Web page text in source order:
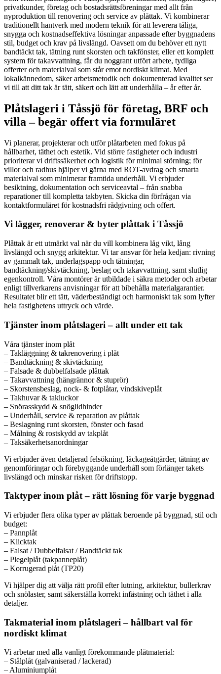
privatkunder, företag och bostadsrättsföreningar med allt från
nyproduktion till renovering och service av plåttak. Vi kombinerar
traditionellt hantverk med modern teknik för att leverera tåliga,
snygga och kostnadseffektiva lösningar anpassade efter byggnadens
stil, budget och krav på livslängd. Oavsett om du behöver ett nytt
bandtäckt tak, tätning runt skorsten och takfönster, eller ett komplett
system för takavvattning, får du noggrant utfört arbete, tydliga
offerter och materialval som står emot nordiskt klimat. Med
lokalkännedom, säker arbetsmetodik och dokumenterad kvalitet ser
vi till att ditt tak är tätt, säkert och lätt att underhålla – år efter år.
Plåtslageri i Tåssjö för företag, BRF och
villa – begär offert via formuläret
Vi planerar, projekterar och utför plåtarbeten med fokus på
hållbarhet, täthet och estetik. Vid större fastigheter och industri
prioriterar vi driftssäkerhet och logistik för minimal störning; för
villor och radhus hjälper vi gärna med ROT-avdrag och smarta
materialval som minimerar framtida underhåll. Vi erbjuder
besiktning, dokumentation och serviceavtal – från snabba
reparationer till kompletta takbyten. Skicka din förfrågan via
kontaktformuläret för kostnadsfri rådgivning och offert.
Vi lägger, renoverar & byter plåttak i Tåssjö
Plåttak är ett utmärkt val när du vill kombinera låg vikt, lång
livslängd och snygg arkitektur. Vi tar ansvar för hela kedjan: rivning
av gammalt tak, underlagspapp och tätningar,
bandtäckning/skivtäckning, beslag och takavvattning, samt slutlig
egenkontroll. Våra montörer är utbildade i säkra metoder och arbetar
enligt tillverkarens anvisningar för att bibehålla materialgarantier.
Resultatet blir ett tätt, väderbeständigt och harmoniskt tak som lyfter
hela fastighetens uttryck och värde.
Tjänster inom plåtslageri – allt under ett tak
Våra tjänster inom plåt
– Takläggning & takrenovering i plåt
– Bandtäckning & skivtäckning
– Falsade & dubbelfalsade plåttak
– Takavvattning (hängrännor & stuprör)
– Skorstensbeslag, nock- & fotplåtar, vindskiveplåt
– Takhuvar & takluckor
– Snörasskydd & snöglidhinder
– Underhåll, service & reparation av plåttak
– Beslagning runt skorsten, fönster och fasad
– Målning & rostskydd av takplåt
– Taksäkerhetsanordningar
Vi erbjuder även detaljerad felsökning, läckageåtgärder, tätning av
genomföringar och förebyggande underhåll som förlänger takets
livslängd och minskar risken för driftstopp.
Taktyper inom plåt – rätt lösning för varje byggnad
Vi erbjuder flera olika typer av plåttak beroende på byggnad, stil och
budget:
– Pannplåt
– Klicktak
– Falsat / Dubbelfalsat / Bandtäckt tak
– Plegelplåt (takpanneplåt)
– Korrugerad plåt (TP20)
Vi hjälper dig att välja rätt profil efter lutning, arkitektur, bullerkrav
och snölaster, samt säkerställa korrekt infästning och täthet i alla
detaljer.
Takmaterial inom plåtslageri – hållbart val för
nordiskt klimat
Vi arbetar med alla vanligt förekommande plåtmaterial:
– Stålplåt (galvaniserad / lackerad)
– Aluminiumplåt